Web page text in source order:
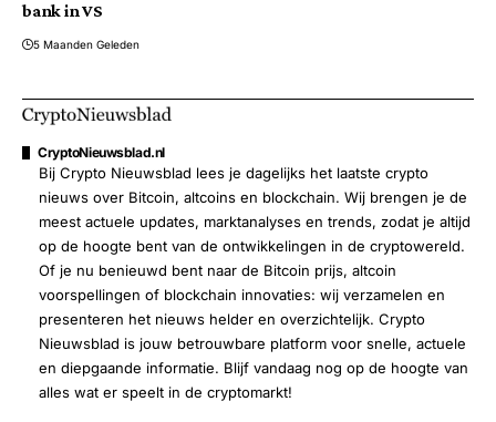
bank in VS
5 Maanden Geleden
CryptoNieuwsblad.nl
Bij Crypto Nieuwsblad lees je dagelijks het laatste crypto
nieuws over Bitcoin, altcoins en blockchain. Wij brengen je de
meest actuele updates, marktanalyses en trends, zodat je altijd
op de hoogte bent van de ontwikkelingen in de cryptowereld.
Of je nu benieuwd bent naar de Bitcoin prijs, altcoin
voorspellingen of blockchain innovaties: wij verzamelen en
presenteren het nieuws helder en overzichtelijk. Crypto
Nieuwsblad is jouw betrouwbare platform voor snelle, actuele
en diepgaande informatie. Blijf vandaag nog op de hoogte van
alles wat er speelt in de cryptomarkt!